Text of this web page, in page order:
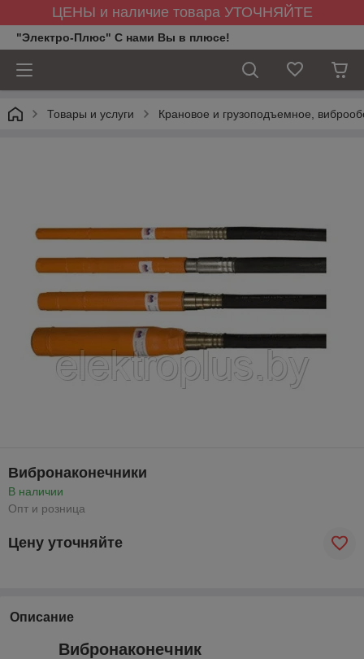
ЦЕНЫ и наличие товара УТОЧНЯЙТЕ
"Электро-Плюс" С нами Вы в плюсе!
Товары и услуги Крановое и грузоподъемное,
Вибронаконечники
В наличии
Опт и розница
Цену уточняйте
Описание
Вибронаконечник